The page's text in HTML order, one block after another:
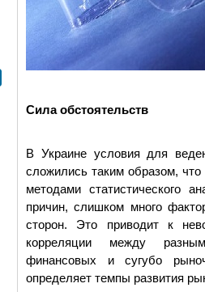
Сила обстоятельств
В Украине условия для
сложились таким образом,
методами статистического
причин, слишком много
сторон. Это приводит к
корреляции между
финансовых и сугубо
определяет темпы развития